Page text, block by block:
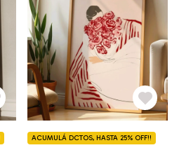
ACUMULÁ DCTOS, HASTA 25% OFF!!